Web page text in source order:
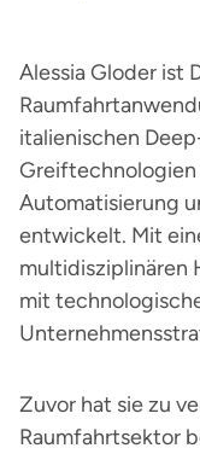
Alessia Gloder ist
italienischen
Automatisierung
entwickelt. Mit
multidisziplinären
mit
Zuvor hat sie zu
Raumfahrtsektor